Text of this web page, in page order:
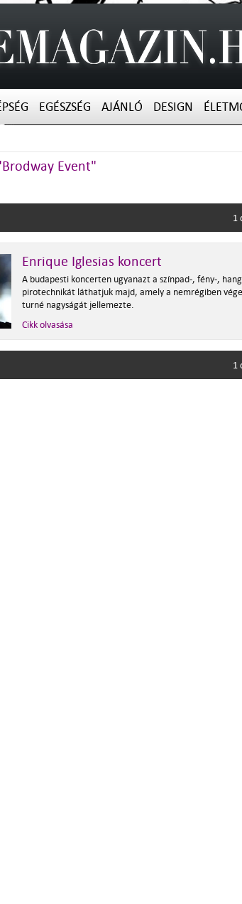
EGÉSZSÉG AJÁNLÓ DESIGN
Event"
1
Enrique Iglesias koncert
A budapesti koncerten ugyanazt a színpad-, fény-,
pirotechnikát láthatjuk majd, amely a nemrégiben
turné nagyságát jellemezte.
Cikk olvasása
1